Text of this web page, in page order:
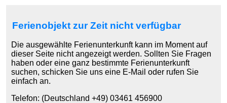
Ferienobjekt zur Zeit nicht verfügbar
Die ausgewählte Ferienunterkunft kann im Moment auf
dieser Seite nicht angezeigt werden. Sollten Sie Fragen
haben oder eine ganz bestimmte Ferienunterkunft
suchen, schicken Sie uns eine E-Mail oder rufen Sie
einfach an.
Telefon: (Deutschland +49) 03461 456900